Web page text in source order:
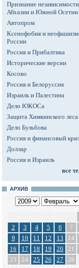
Признание независимости
Абхазии и Южной Осетии
Автопром
Ксенофобия и неофашизм
России
Россия и Прибалтика
Исторические версии
Косово
Россия и Белоруссия
Израиль и Палестина
Дело ЮКОСа
Защита Химкинского леса
Дело Бульбова
Россия и финансовый
Доллар
Россия и Израиль
все
АРХИВ
2
3 4 5 6 7
9
10 11 12 13 14
16
17 18 19 20 21
23
24 25 26 27 28